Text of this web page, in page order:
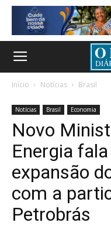
Início Notícias Brasil
Notícias Brasil Economia
Novo
Energia
expansão
com a
Petrobrás